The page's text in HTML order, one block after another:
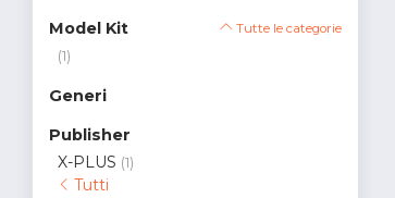
Model Kit Tutte le categorie
(1)
Generi
Publisher
X-PLUS (1)
Tutti